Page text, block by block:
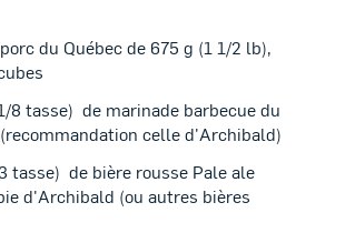
du Québec de 675 g (1 1/2 lb),
8 tasse de marinade barbecue du
celle d'Archibald)
tasse de bière rousse Pale ale
d'Archibald (ou autres bières
et la bière dans un bol avec un